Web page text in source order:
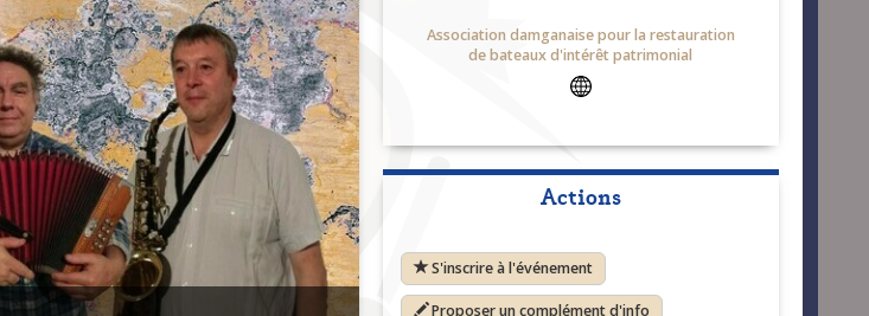
Association damganaise pour la restauration
de bateaux d'intérêt patrimonial
Actions
S'inscrire à l'événement
Proposer un complément d'info